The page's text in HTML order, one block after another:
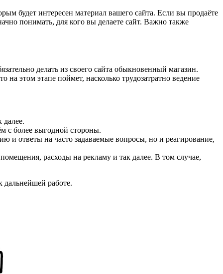
будет интересен материал вашего сайта. Если вы продаёте
понимать, для кого вы делаете сайт. Важно также
делать из своего сайта обыкновенный магазин.
этом этапе поймет, насколько трудозатратно ведение
с более выгодной стороны.
и ответы на часто задаваемые вопросы, но и реагирование,
расходы на рекламу и так далее. В том случае,
дальнейшей работе.